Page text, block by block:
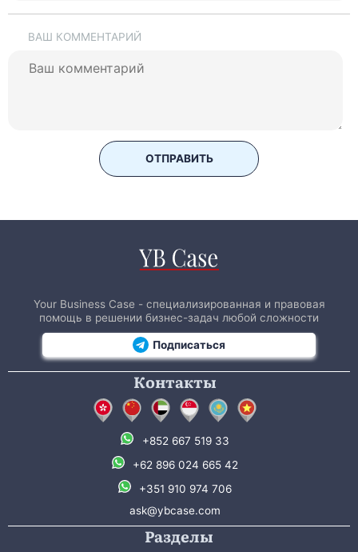
ВАШ КОММЕНТАРИЙ
ОТПРАВИТЬ
Your Business Case - специализированная и правовая
помощь в решении бизнес-задач любой сложности
Подписаться
Контакты
+852 667 519 33
+62 896 024 665 42
+351 910 974 706
ask@ybcase.com
Разделы